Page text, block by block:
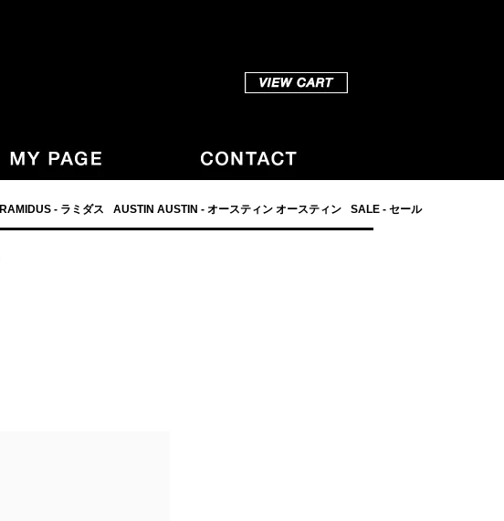
RAMIDUS - ラミダス AUSTIN AUSTIN - オースティン オースティン SALE - セール